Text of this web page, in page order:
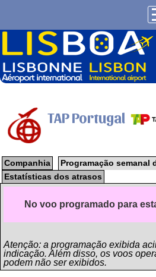
TAP Portugal
Companhia
Programação semanal
Estatísticas dos atrasos
No voo programado para
Atenção: a programação exibida
indicação. Além disso, os voos
podem não ser exibidos.